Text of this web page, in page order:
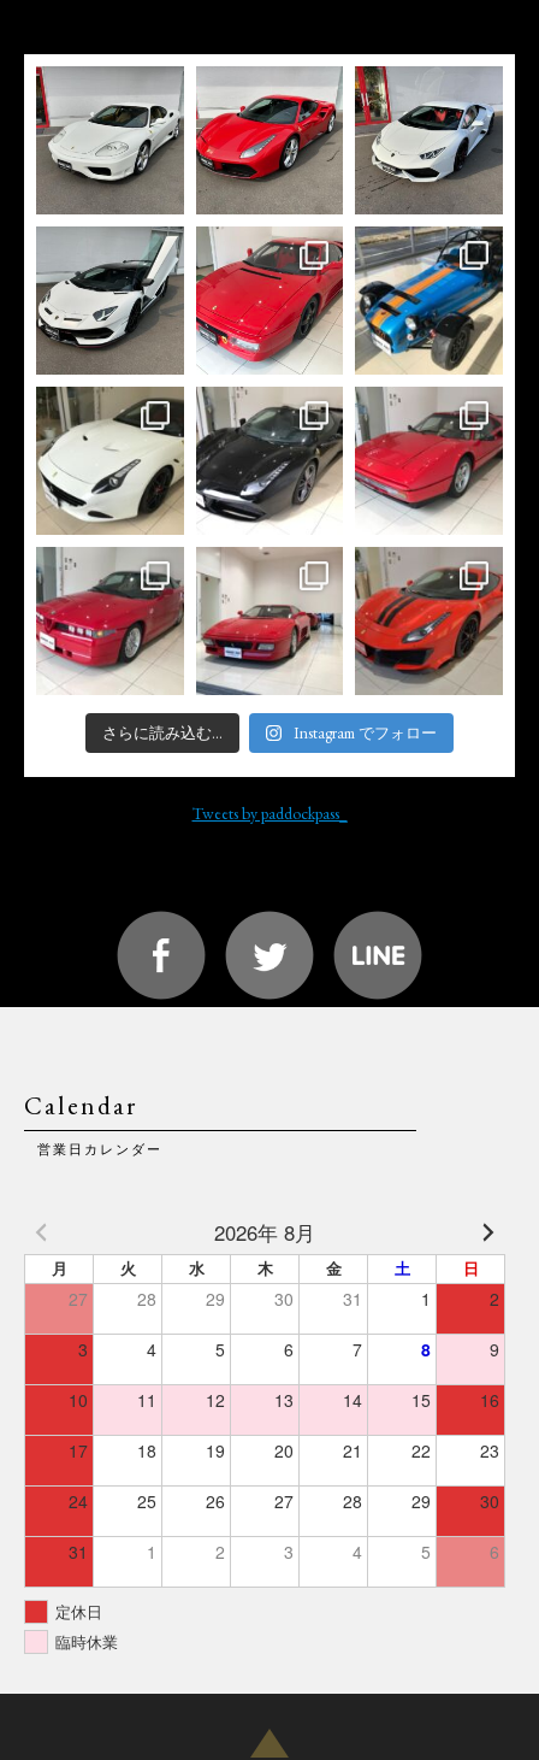
さらに読み込む... Instagram でフォロー
Tweets by paddockpass_
Calendar
営業日カレンダー
2026年 8月
月 火 水 木 金 土 日
27 28 29 30 31 1 2
3 4 5 6 7 8 9
10 11 12 13 14 15 16
17 18 19 20 21 22 23
24 25 26 27 28 29 30
31 1 2 3 4 5 6
定休日
臨時休業